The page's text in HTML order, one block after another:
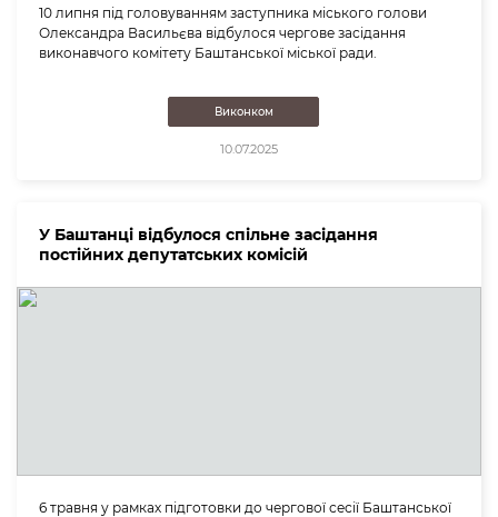
10 липня під головуванням заступника міського голови
Олександра Васильєва відбулося чергове засідання
виконавчого комітету Баштанської міської ради.
Виконком
10.07.2025
У Баштанці відбулося спільне засідання
постійних депутатських комісій
6 травня у рамках підготовки до чергової сесії Баштанської